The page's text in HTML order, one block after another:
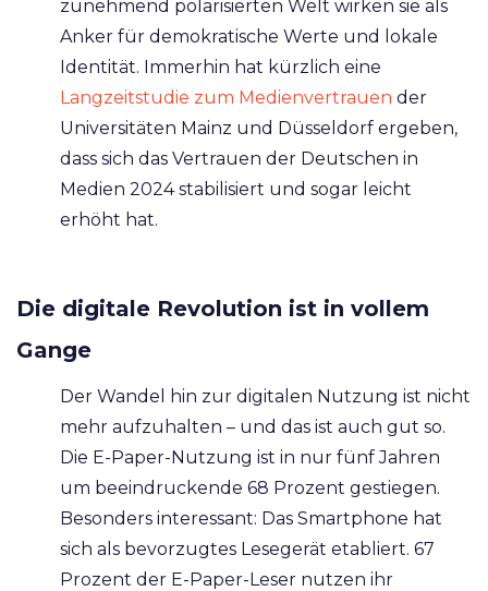
zunehmend polarisierten Welt wirken sie als
Anker für demokratische Werte und lokale
Identität. Immerhin hat kürzlich eine
Langzeitstudie zum Medienvertrauen der
Universitäten Mainz und Düsseldorf ergeben,
dass sich das Vertrauen der Deutschen in
Medien 2024 stabilisiert und sogar leicht
erhöht hat.
Die digitale Revolution ist in vollem
Gange
Der Wandel hin zur digitalen Nutzung ist nicht
mehr aufzuhalten – und das ist auch gut so.
Die E-Paper-Nutzung ist in nur fünf Jahren
um beeindruckende 68 Prozent gestiegen.
Besonders interessant: Das Smartphone hat
sich als bevorzugtes Lesegerät etabliert. 67
Prozent der E-Paper-Leser nutzen ihr